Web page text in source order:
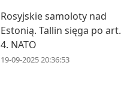
Rosyjskie samoloty nad
Estonią. Tallin sięga po art.
4. NATO
19-09-2025 20:36:53